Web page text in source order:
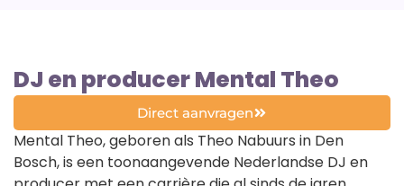
DJ en producer Mental Theo
Direct aanvragen
Mental Theo, geboren als Theo Nabuurs in Den
Bosch, is een toonaangevende Nederlandse DJ en